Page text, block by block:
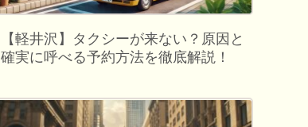
【軽井沢】タクシーが来ない？原因と
確実に呼べる予約方法を徹底解説！